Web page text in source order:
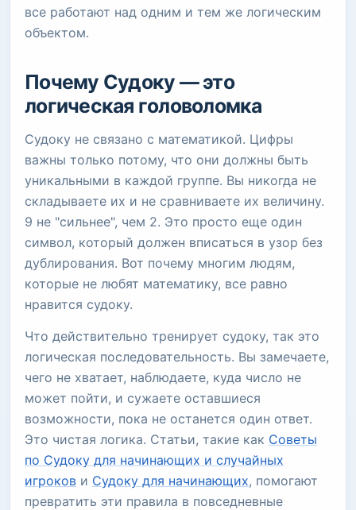
все работают над одним и тем же логическим
объектом.
Почему Судоку — это
логическая головоломка
Судоку не связано с математикой. Цифры
важны только потому, что они должны быть
уникальными в каждой группе. Вы никогда не
складываете их и не сравниваете их величину.
9 не "сильнее", чем 2. Это просто еще один
символ, который должен вписаться в узор без
дублирования. Вот почему многим людям,
которые не любят математику, все равно
нравится судоку.
Что действительно тренирует судоку, так это
логическая последовательность. Вы замечаете,
чего не хватает, наблюдаете, куда число не
может пойти, и сужаете оставшиеся
возможности, пока не останется один ответ.
Это чистая логика. Статьи, такие как Советы
по Судоку для начинающих и случайных
игроков и Судоку для начинающих, помогают
превратить эти правила в повседневные